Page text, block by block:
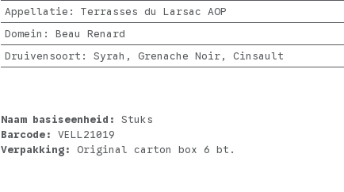
Appellatie : Terrasses du Larsac AOP
Domein : Beau Renard
Druivensoort : Syrah, Grenache Noir, Cinsault
Naam basiseenheid: Stuks
Barcode: VELL21019
Verpakking: Original carton box 6 bt.